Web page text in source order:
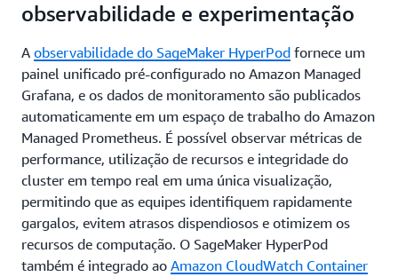
observabilidade e experimentação
A observabilidade do SageMaker HyperPod fornece um
painel unificado pré-configurado no Amazon Managed
Grafana, e os dados de monitoramento são publicados
automaticamente em um espaço de trabalho do Amazon
Managed Prometheus. É possível observar métricas de
performance, utilização de recursos e integridade do
cluster em tempo real em uma única visualização,
permitindo que as equipes identifiquem rapidamente
gargalos, evitem atrasos dispendiosos e otimizem os
recursos de computação. O SageMaker HyperPod
também é integrado ao Amazon CloudWatch Container